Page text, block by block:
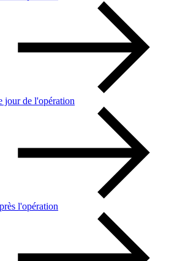
jour de l'opération
l'opération